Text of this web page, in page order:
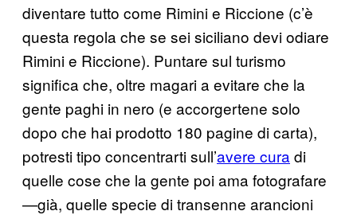
diventare tutto come Rimini e Riccione (c’è
questa regola che se sei siciliano devi odiare
Rimini e Riccione). Puntare sul turismo
significa che, oltre magari a evitare che la
gente paghi in nero (e accorgertene solo
dopo che hai prodotto 180 pagine di carta),
potresti tipo concentrarti sull’avere cura di
quelle cose che la gente poi ama fotografare
—già, quelle specie di transenne arancioni